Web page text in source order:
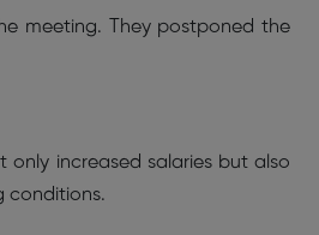
meeting. They postponed the
only increased salaries but also
conditions.